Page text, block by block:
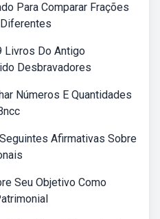
Para Comparar Frações
Livros Do Antigo
Desbravadores
Números E Quantidades
Afirmativas Sobre
Seu Objetivo Como